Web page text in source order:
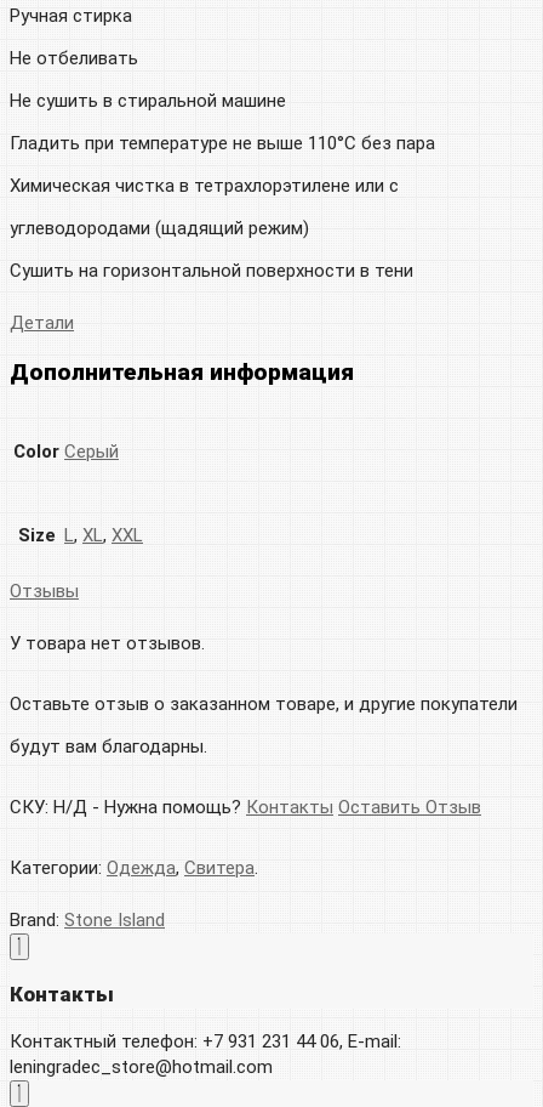
Ручная стирка
Не отбеливать
Не сушить в стиральной машине
Гладить при температуре не выше 110°C без пара
Химическая чистка в тетрахлорэтилене или с
углеводородами (щадящий режим)
Сушить на горизонтальной поверхности в тени
Детали
Дополнительная информация
Color Серый
Size L, XL, XXL
Отзывы
У товара нет отзывов.
Оставьте отзыв о заказанном товаре, и другие покупатели
будут вам благодарны.
СКУ: Н/Д - Нужна помощь? Контакты Оставить Отзыв
Категории: Одежда, Свитера.
Brand: Stone Island
Контакты
Контактный телефон: +7 931 231 44 06, E-mail:
leningradec_store@hotmail.com